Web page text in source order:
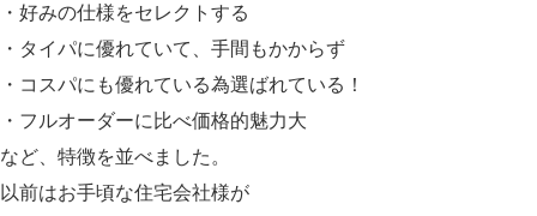
・好みの仕様をセレクトする
・タイパに優れていて、手間もかからず
・コスパにも優れている為選ばれている！
・フルオーダーに比べ価格的魅力大
など、特徴を並べました。
以前はお手頃な住宅会社様が